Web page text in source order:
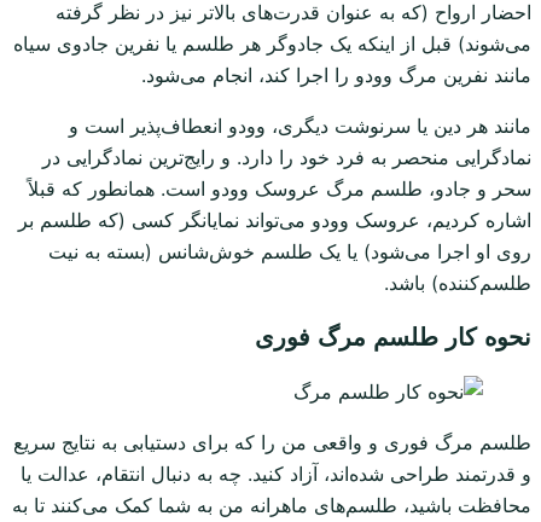
احضار ارواح (که به عنوان قدرت‌های بالاتر نیز در نظر گرفته
می‌شوند) قبل از اینکه یک جادوگر هر طلسم یا نفرین جادوی سیاه
مانند نفرین مرگ وودو را اجرا کند، انجام می‌شود.
مانند هر دین یا سرنوشت دیگری، وودو انعطاف‌پذیر است و
نمادگرایی منحصر به فرد خود را دارد. و رایج‌ترین نمادگرایی در
سحر و جادو، طلسم مرگ عروسک وودو است. همانطور که قبلاً
اشاره کردیم، عروسک وودو می‌تواند نمایانگر کسی (که طلسم بر
روی او اجرا می‌شود) یا یک طلسم خوش‌شانس (بسته به نیت
طلسم‌کننده) باشد.
نحوه کار طلسم مرگ فوری
طلسم مرگ فوری و واقعی من را که برای دستیابی به نتایج سریع
و قدرتمند طراحی شده‌اند، آزاد کنید. چه به دنبال انتقام، عدالت یا
محافظت باشید، طلسم‌های ماهرانه من به شما کمک می‌کنند تا به